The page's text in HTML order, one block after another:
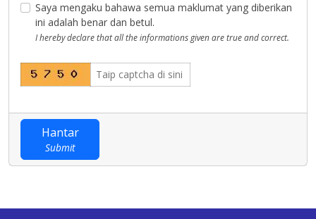
Saya mengaku bahawa semua maklumat yang diberikan
ini adalah benar dan betul.
I hereby declare that all the informations given are true and correct.
Hantar
Submit